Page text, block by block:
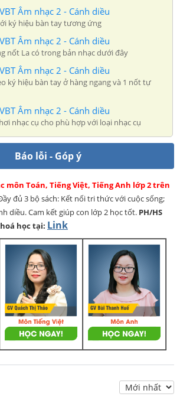
Âm nhạc 2 - Cánh diều
ký hiệu bàn tay tương ứng
Âm nhạc 2 - Cánh diều
nốt La có trong bản nhạc dưới đây
Âm nhạc 2 - Cánh diều
ký hiệu bàn tay ở hàng ngang và 1 nốt tự
Âm nhạc 2 - Cánh diều
nhạc cụ cho phù hợp với loại nhạc cụ
Báo lỗi - Góp ý
môn Toán, Tiếng Việt, Tiếng Anh lớp 2 trên
đủ 3 bộ sách: Kết nối tri thức với cuộc sống;
diều. Cam kết giúp con lớp 2 học tốt. PH/HS
học tại: Link